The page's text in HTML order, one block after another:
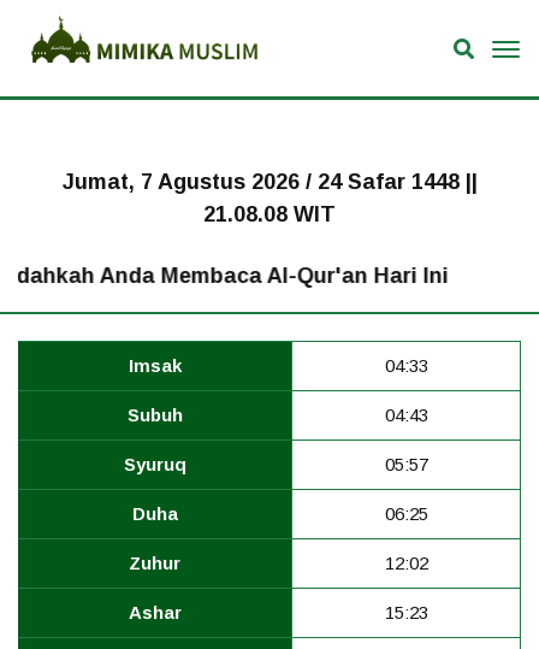
Jumat, 7 Agustus 2026 / 24 Safar 1448 ||
21.08.08 WIT
Anda Membaca Al-Qur'an Hari Ini
Imsak 04:33
Subuh 04:43
Syuruq 05:57
Duha 06:25
Zuhur 12:02
Ashar 15:23